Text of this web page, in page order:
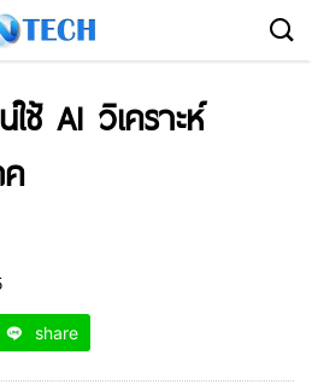
ช้ AI วิเคราะห์
share